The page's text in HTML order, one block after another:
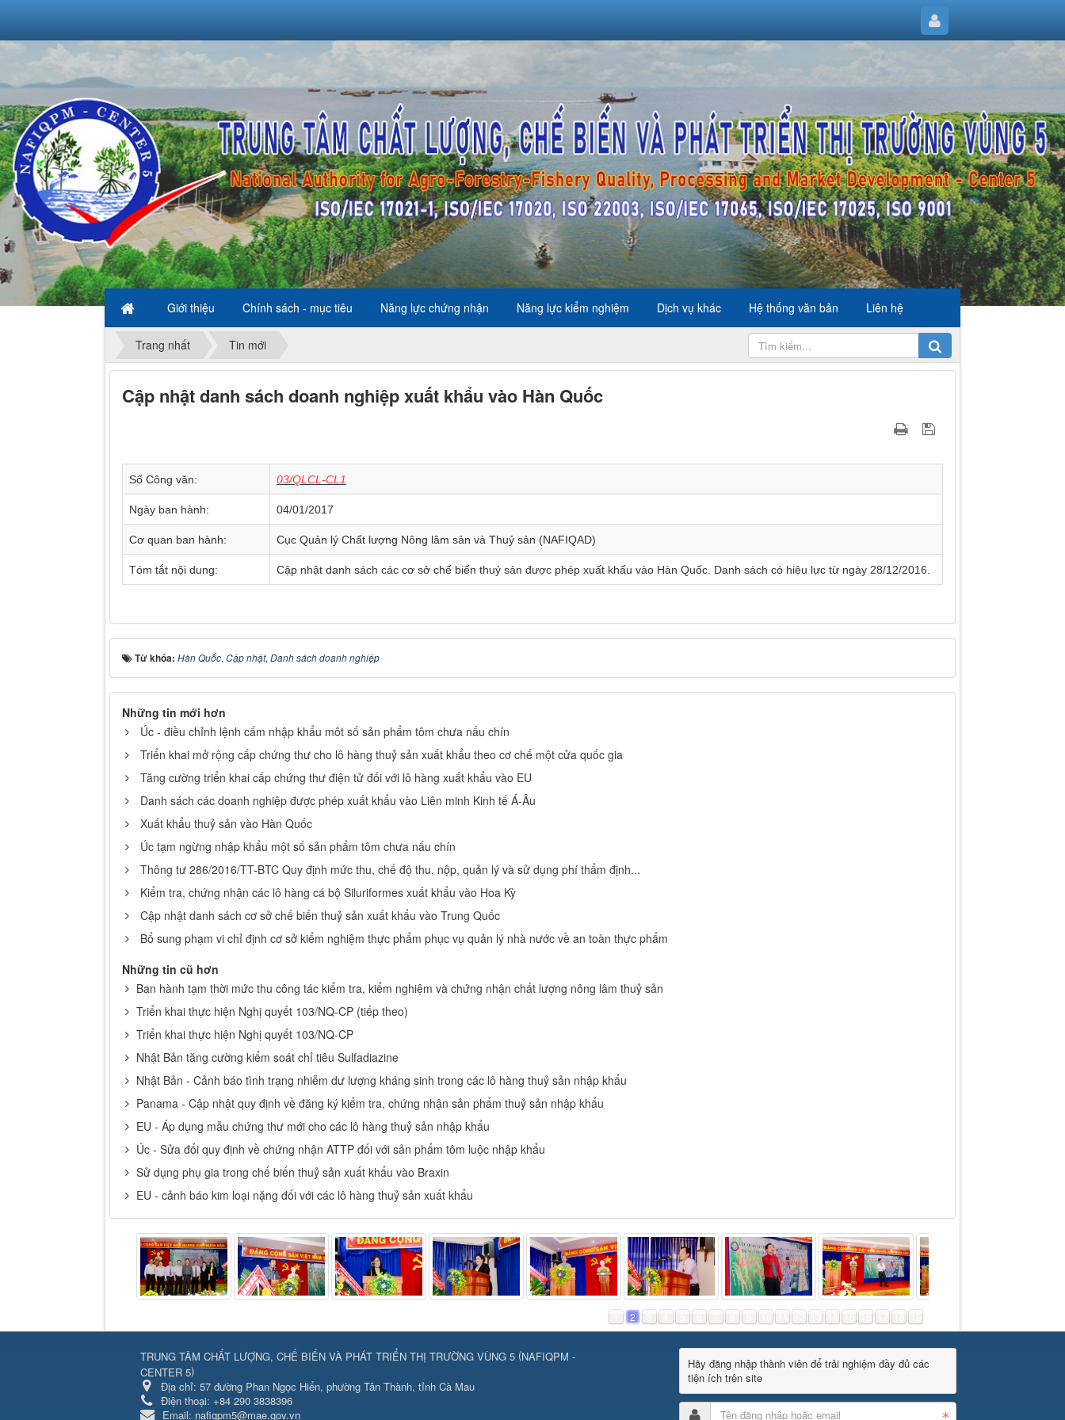
Giới thiệu Chính sách - mục tiêu Năng lực chứng nhận Năng lực kiểm nghiệm Dịch vụ khác Hệ thống văn bản Liên hệ
Trang nhất Tin mới
Cập nhật danh sách doanh nghiệp xuất khẩu vào Hàn Quốc
Số Công văn: 03/QLCL-CL1
Ngày ban hành: 04/01/2017
Cơ quan ban hành: Cục Quản lý Chất lượng Nông lâm sản và Thuỷ sản (NAFIQAD)
Tóm tắt nội dung: Cập nhật danh sách các cơ sở chế biến thuỷ sản được phép xuất khẩu vào Hàn Quốc. Danh sách có hiệu lực từ ngày 28/12/2016.
Từ khóa: Hàn Quốc, Cập nhật, Danh sách doanh nghiệp
Những tin mới hơn
Úc - điều chỉnh lệnh cấm nhập khẩu môt số sản phẩm tôm chưa nấu chín
Triển khai mở rộng cấp chứng thư cho lô hàng thuỷ sản xuất khẩu theo cơ chế một cửa quốc gia
Tăng cường triển khai cấp chứng thư điện tử đối với lô hàng xuất khẩu vào EU
Danh sách các doanh nghiệp được phép xuất khẩu vào Liên minh Kinh tế Á-Âu
Xuất khẩu thuỷ sản vào Hàn Quốc
Úc tạm ngừng nhập khẩu một số sản phẩm tôm chưa nấu chín
Thông tư 286/2016/TT-BTC Quy định mức thu, chế độ thu, nộp, quản lý và sử dụng phí thẩm định...
Kiểm tra, chứng nhận các lô hàng cá bộ Siluriformes xuất khẩu vào Hoa Kỳ
Cập nhật danh sách cơ sở chế biến thuỷ sản xuất khẩu vào Trung Quốc
Bổ sung phạm vi chỉ định cơ sở kiểm nghiệm thực phẩm phục vụ quản lý nhà nước về an toàn thực phẩm
Những tin cũ hơn
Ban hành tạm thời mức thu công tác kiểm tra, kiểm nghiệm và chứng nhận chất lượng nông lâm thuỷ sản
Triển khai thực hiện Nghị quyết 103/NQ-CP (tiếp theo)
Triển khai thực hiện Nghị quyết 103/NQ-CP
Nhật Bản tăng cường kiểm soát chỉ tiêu Sulfadiazine
Nhật Bản - Cảnh báo tình trạng nhiễm dư lượng kháng sinh trong các lô hàng thuỷ sản nhập khẩu
Panama - Cập nhật quy định về đăng ký kiểm tra, chứng nhận sản phẩm thuỷ sản nhập khẩu
EU - Áp dụng mẫu chứng thư mới cho các lô hàng thuỷ sản nhập khẩu
Úc - Sửa đổi quy định về chứng nhận ATTP đối với sản phẩm tôm luộc nhập khẩu
Sử dụng phụ gia trong chế biến thuỷ sản xuất khẩu vào Braxin
EU - cảnh báo kim loại nặng đối với các lô hàng thuỷ sản xuất khẩu
2
TRUNG TÂM CHẤT LƯỢNG, CHẾ BIẾN VÀ PHÁT TRIỂN THỊ TRƯỜNG VÙNG 5 (NAFIQPM -
CENTER 5)
Địa chỉ: 57 đường Phan Ngọc Hiển, phường Tân Thành, tỉnh Cà Mau
Điện thoại: +84 290 3838396
Email: nafiqpm5@mae.gov.vn
Hãy đăng nhập thành viên để trải nghiệm đầy đủ các
tiện ích trên site